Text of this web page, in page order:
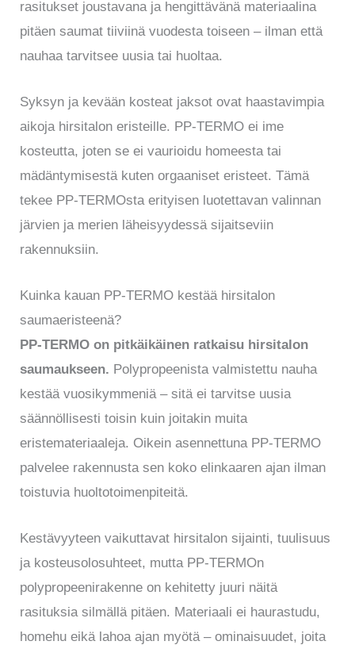
rasitukset joustavana ja hengittävänä materiaalina
pitäen saumat tiiviinä vuodesta toiseen – ilman että
nauhaa tarvitsee uusia tai huoltaa.
Syksyn ja kevään kosteat jaksot ovat haastavimpia
aikoja hirsitalon eristeille. PP-TERMO ei ime
kosteutta, joten se ei vaurioidu homeesta tai
mädäntymisestä kuten orgaaniset eristeet. Tämä
tekee PP-TERMOsta erityisen luotettavan valinnan
järvien ja merien läheisyydessä sijaitseviin
rakennuksiin.
Kuinka kauan PP-TERMO kestää hirsitalon
saumaeristeenä?
PP-TERMO on pitkäikäinen ratkaisu hirsitalon
saumaukseen. Polypropeenista valmistettu nauha
kestää vuosikymmeniä – sitä ei tarvitse uusia
säännöllisesti toisin kuin joitakin muita
eristemateriaaleja. Oikein asennettuna PP-TERMO
palvelee rakennusta sen koko elinkaaren ajan ilman
toistuvia huoltotoimenpiteitä.
Kestävyyteen vaikuttavat hirsitalon sijainti, tuulisuus
ja kosteusolosuhteet, mutta PP-TERMOn
polypropeenirakenne on kehitetty juuri näitä
rasituksia silmällä pitäen. Materiaali ei haurastudu,
homehu eikä lahoa ajan myötä – ominaisuudet, joita